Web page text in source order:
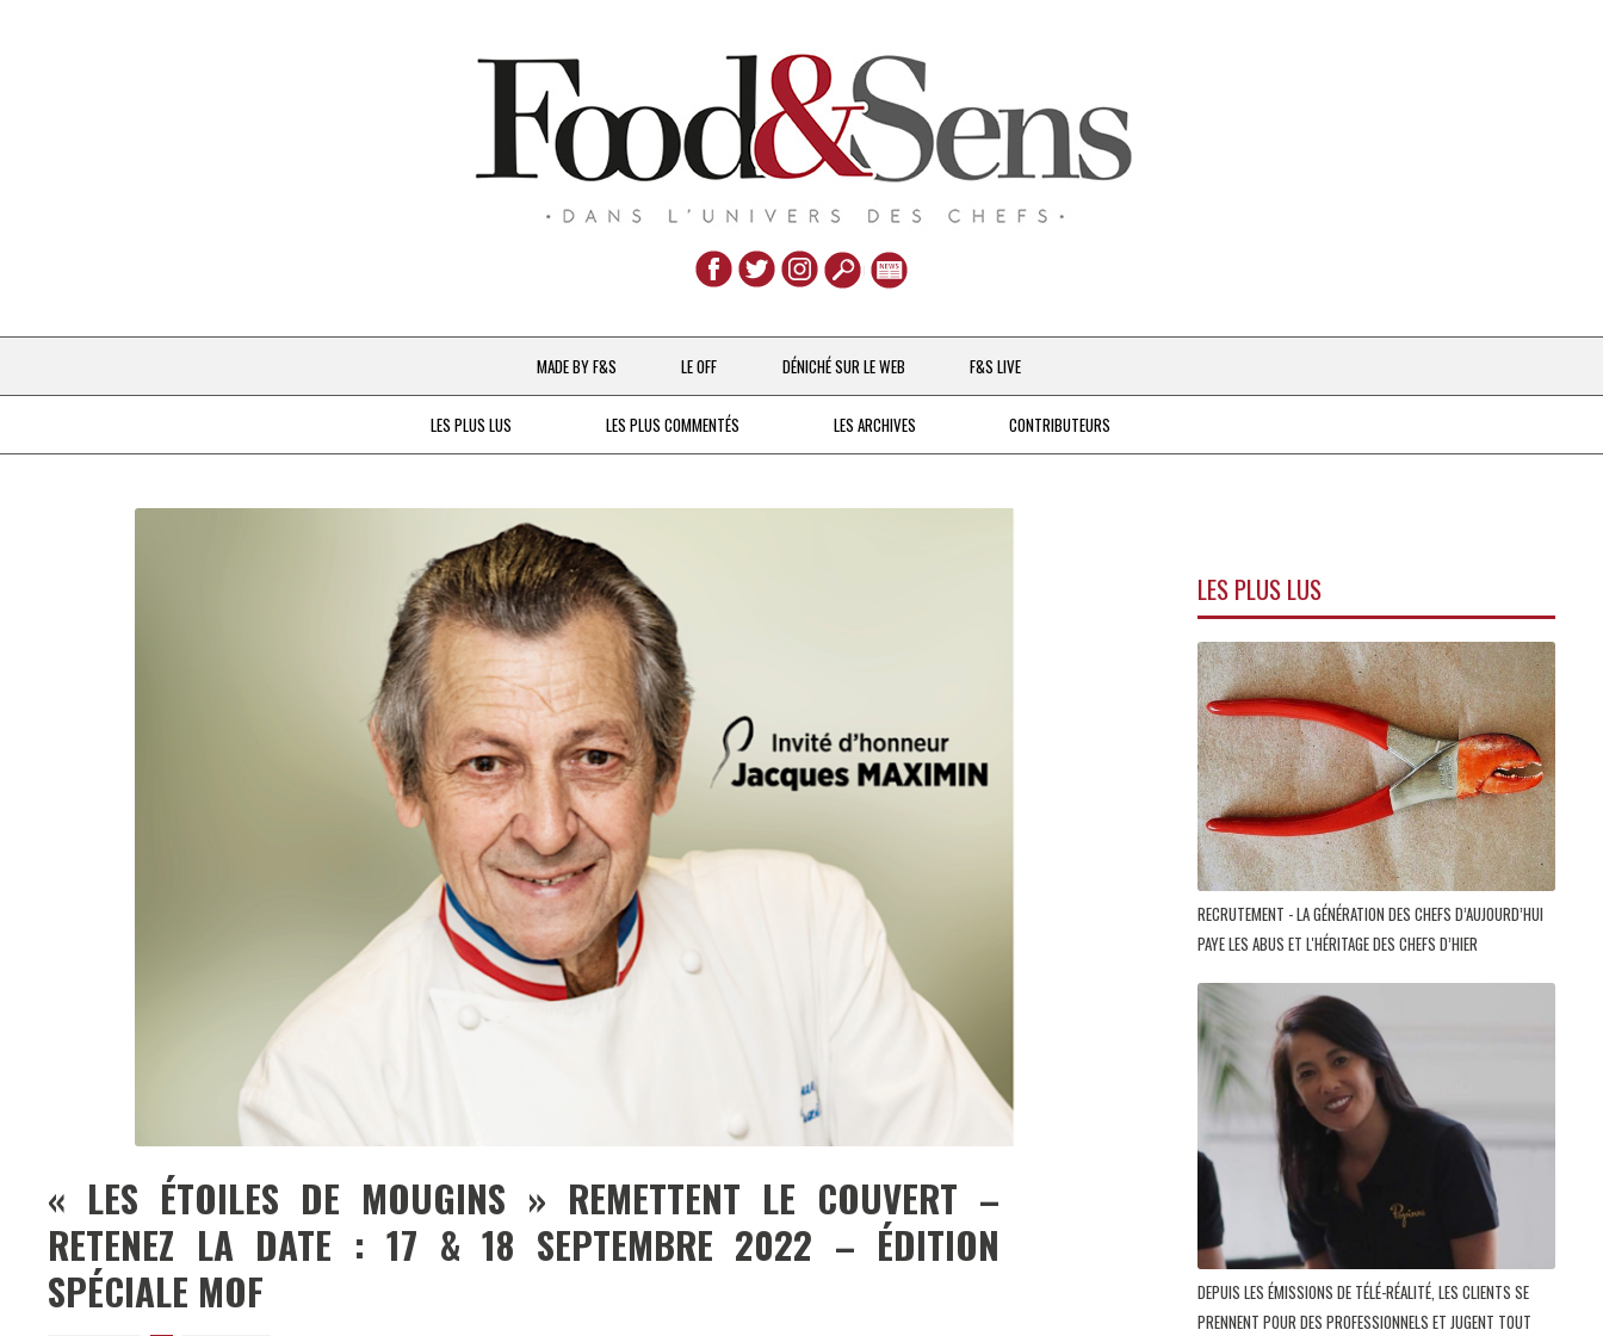
Aller
au
contenu
MADE BY F&S
CHEFS & ACTUALITÉS
DESTIN DE FEMME
V…DE VOYAGE
LE OFF DÉNICHÉ SUR LE WEB F&S LIVE
LES PLUS LUS LES PLUS COMMENTÉS LES ARCHIVES CONTRIBUTEURS
« LES ÉTOILES DE MOUGINS » REMETTENT LE COUVERT –
RETENEZ LA DATE : 17 & 18 SEPTEMBRE 2022 – ÉDITION
SPÉCIALE MOF
LES PLUS LUS
RECRUTEMENT - LA GÉNÉRATION DES CHEFS D’AUJOURD’HUI
PAYE LES ABUS ET L'HÉRITAGE DES CHEFS D’HIER
DEPUIS LES ÉMISSIONS DE TÉLÉ-RÉALITÉ, LES CLIENTS SE
PRENNENT POUR DES PROFESSIONNELS ET JUGENT TOUT